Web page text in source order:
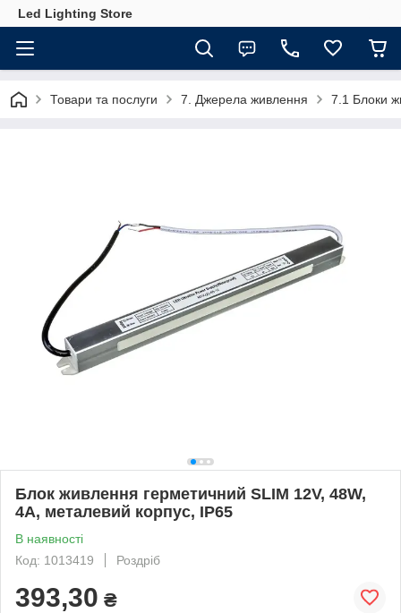
Led Lighting Store
Товари та послуги 7. Джерела живлення 7.1 Блоки
Блок живлення герметичний SLIM 12V, 48W,
4А, металевий корпус, IP65
В наявності
Код: 1013419
Роздріб
393,30 ₴